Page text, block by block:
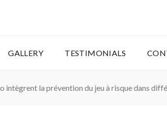
GALLERY TESTIMONIALS
intègrent la prévention du jeu à risque dans